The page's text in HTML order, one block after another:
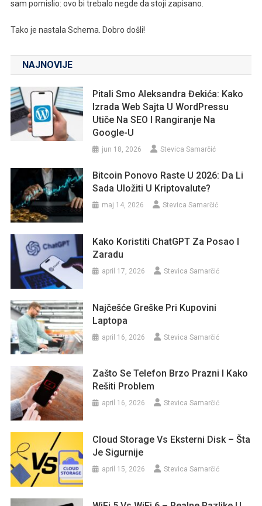
sam pomislio: ovo bi trebalo negde da stoji zapisano.
Tako je nastala Schema. Dobro došli!
NAJNOVIJE
Pitali Smo Aleksandra Đekića: Kako
Izrada Web Sajta U WordPressu
Utiče Na SEO I Rangiranje Na
Google-U
jun 18, 2026 Stevica Samarčić
Bitcoin Ponovo Raste U 2026: Da Li
Sada Uložiti U Kriptovalute?
maj 14, 2026 Stevica Samarčić
Kako Koristiti ChatGPT Za Posao I
Zaradu
april 17, 2026 Stevica Samarčić
Najčešće Greške Pri Kupovini
Laptopa
april 16, 2026 Stevica Samarčić
Zašto Se Telefon Brzo Prazni I Kako
Rešiti Problem
april 16, 2026 Stevica Samarčić
Cloud Storage Vs Eksterni Disk – Šta
Je Sigurnije
april 15, 2026 Stevica Samarčić